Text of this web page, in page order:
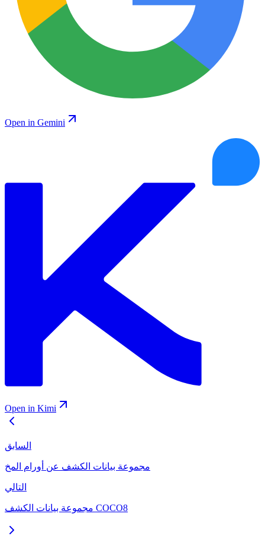
Open in Gemini
Open in Kimi
السابق
مجموعة بيانات الكشف عن أورام المخ
التالي
مجموعة بيانات الكشف COCO8